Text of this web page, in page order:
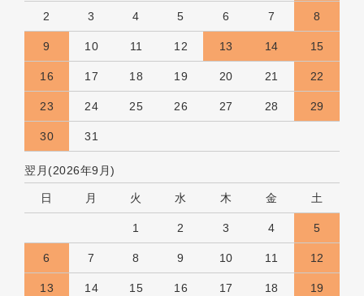
2 3 4 5 6 7 8
9 10 11 12 13 14 15
16 17 18 19 20 21 22
23 24 25 26 27 28 29
30 31
翌月(2026年9月)
日 月 火 水 木 金 土
1 2 3 4 5
6 7 8 9 10 11 12
13 14 15 16 17 18 19